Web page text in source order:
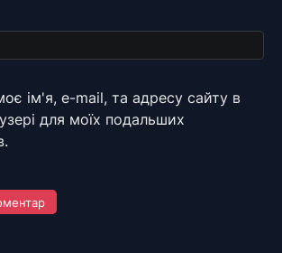
ім'я, e-mail, та адресу сайту в
для моїх подальших